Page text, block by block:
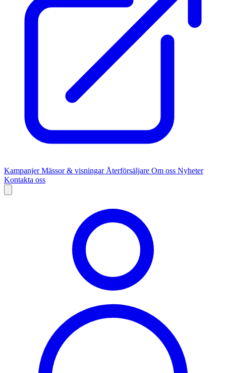
KampanjerMässor & visningar Återförsäljare Om oss Nyheter
Kontakta oss